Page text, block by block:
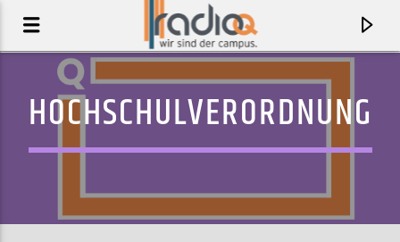
HOCHSCHULVERORDNUNG